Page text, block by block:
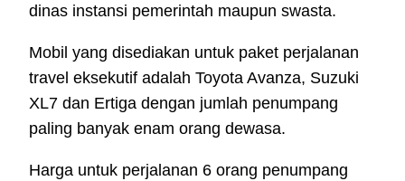
dinas instansi pemerintah maupun swasta.
Mobil yang disediakan untuk paket perjalanan
travel eksekutif adalah Toyota Avanza, Suzuki
XL7 dan Ertiga dengan jumlah penumpang
paling banyak enam orang dewasa.
Harga untuk perjalanan 6 orang penumpang